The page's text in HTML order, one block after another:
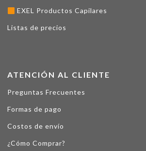
EXEL Productos Capilares
Listas de precios
ATENCIÓN AL CLIENTE
Preguntas Frecuentes
Formas de pago
Costos de envío
¿Cómo Comprar?